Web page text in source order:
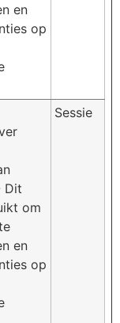
en
op
Dit
om
en
op
Sessie